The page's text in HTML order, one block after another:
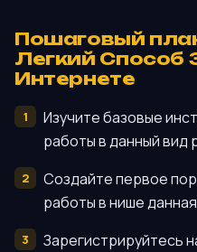
Пошаговый
Легкий Способ
Интернете
Изучите базовые
работы в данный вид
Создайте первое
работы в нише
Зарегистрируйтесь